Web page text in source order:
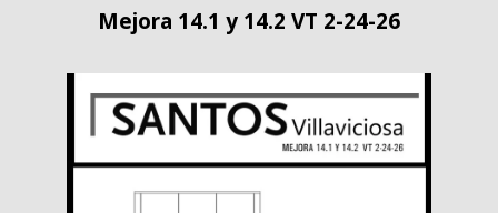
Mejora 14.1 y 14.2 VT 2-24-26